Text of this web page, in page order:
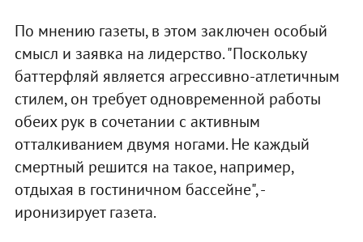
По мнению газеты, в этом заключен особый
смысл и заявка на лидерство. "Поскольку
баттерфляй является агрессивно-атлетичным
стилем, он требует одновременной работы
обеих рук в сочетании с активным
отталкиванием двумя ногами. Не каждый
смертный решится на такое, например,
отдыхая в гостиничном бассейне", -
иронизирует газета.